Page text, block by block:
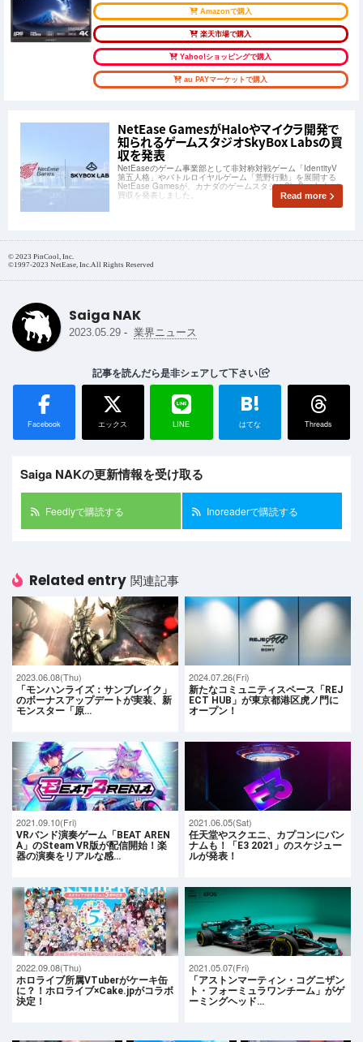
Amazonで購入
楽天市場で購入
Yahoo!ショッピングで購入
au PAYマーケットで購入
NetEase GamesがHaloやマイクラ開発で
知られるゲームスタジオSkyBox Labsの買
収を発表
NetEaseのゲーム事業部として非対称対戦ゲーム「IdentityV
第五人格」やバトルロイヤルゲーム「荒野行動」を展開する
NetEase Gamesが、カナダのゲームスタジオSkyBox Labsの
買収を発表しました。 Read more
© 2023 PinCool, Inc.
©1997-2023 NetEase, Inc.All Rights Reserved
Saiga NAK
2023.05.29 - 業界ニュース
記事を読んだら是非シェアして下さい
Facebook エックス LINE
B!
はてな Threads
Saiga NAKの更新情報を受け取る
Feedlyで購読する Inoreaderで購読する
Related entry 関連記事
2023.06.08(Thu)
「モンハンライズ：サンブレイク」
のボーナスアップデートが実装、新
モンスター「原…
2024.07.26(Fri)
新たなコミュニティスペース「REJ
ECT HUB」が東京都港区虎ノ門に
オープン！
2021.09.10(Fri)
VRバンド演奏ゲーム「BEAT AREN
A」のSteam VR版が配信開始！楽
器の演奏をリアルな感…
2021.06.05(Sat)
任天堂やスクエニ、カプコンにバン
ナムも！「E3 2021」のスケジュー
ルが発表！
2022.09.08(Thu)
ホロライブ所属VTuberがケーキ缶
に？！ホロライブ×Cake.jpがコラボ
決定！
2021.05.07(Fri)
「アストンマーティン・コグニザン
ト・フォーミュラワンチーム」がゲ
ーミングヘッド…